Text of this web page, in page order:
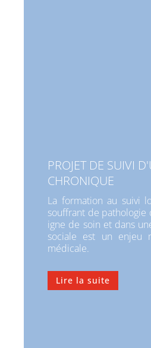
PROJET DE SUIVI
CHRONIQUE
La formation au suivi
souffrant de
igne de soin et dans
sociale est un enjeu
médicale.
Lire la suite